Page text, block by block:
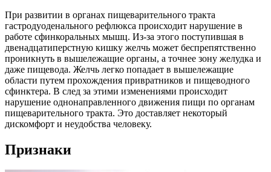
При развитии в органах пищеварительного тракта
гастродуоденального рефлюкса происходит нарушение в
работе сфинкоральных мышц. Из-за этого поступившая в
двенадцатиперстную кишку желчь может беспрепятственно
проникнуть в вышележащие органы, а точнее зону желудка и
даже пищевода. Желчь легко попадает в вышележащие
области путем прохождения привратников и пищеводного
сфинктера. В след за этими изменениями происходит
нарушение однонаправленного движения пищи по органам
пищеварительного тракта. Это доставляет некоторый
дискомфорт и неудобства человеку.
Признаки